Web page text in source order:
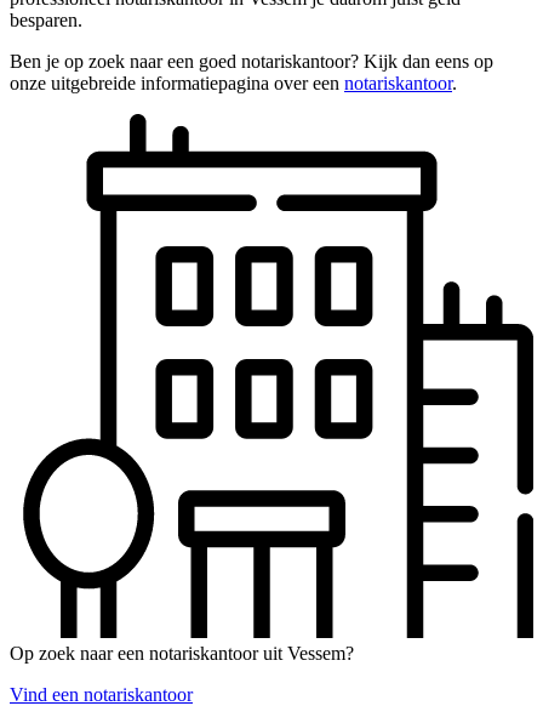
besparen.
Ben je op zoek naar een goed notariskantoor? Kijk dan eens op
onze uitgebreide informatiepagina over een notariskantoor.
Op zoek naar een notariskantoor uit Vessem?
Vind een notariskantoor